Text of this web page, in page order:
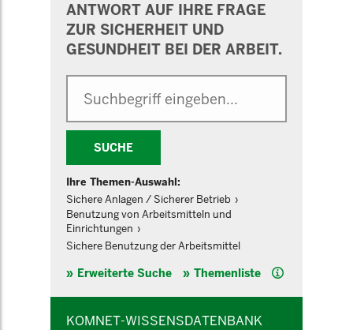
ANTWORT AUF IHRE FRAGE
ZUR SICHERHEIT UND
GESUNDHEIT BEI DER ARBEIT.
SUCHE
Ihre Themen-Auswahl:
Sichere Anlagen / Sicherer Betrieb
Benutzung von Arbeitsmitteln und
Einrichtungen
Sichere Benutzung der Arbeitsmittel
Erweiterte Suche Themenliste Hilfe
KOMNET-WISSENSDATENBANK